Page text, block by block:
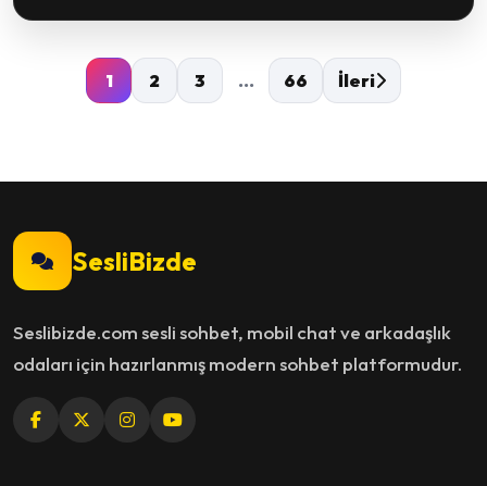
1 2 3 ... 66 İleri
SesliBizde
Seslibizde.com sesli sohbet, mobil chat ve arkadaşlık
odaları için hazırlanmış modern sohbet platformudur.